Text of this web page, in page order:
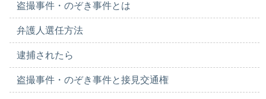
盗撮事件・のぞき事件とは
弁護人選任方法
逮捕されたら
盗撮事件・のぞき事件と接見交通権